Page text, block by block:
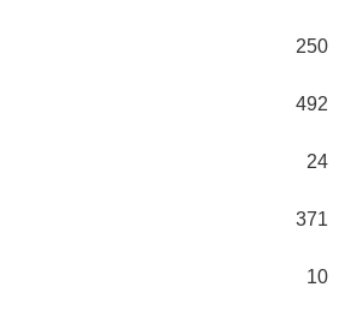
250
492
24
371
10